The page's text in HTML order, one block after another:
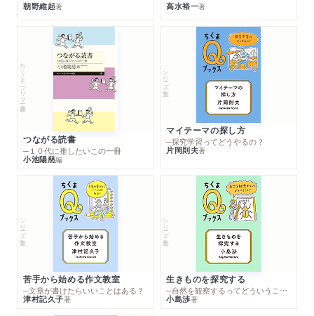
朝野維起著 高水裕一著
ちくまプリマー新書
つながる読書
─１０代に推したいこの一冊
小池陽慈編
シリーズ・全集
マイテーマの探し方
─探究学習ってどうやるの？
片岡則夫著
シリーズ・全集
苦手から始める作文教室
─文章が書けたらいいことはある？
津村記久子著
シリーズ・全集
生きものを探究する
─自然を観察するってどういうこと？
小島渉著